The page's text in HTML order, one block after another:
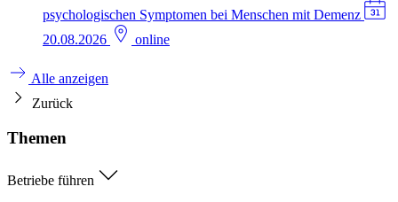
psychologischen Symptomen bei Menschen mit Demenz
20.08.2026
online
Alle anzeigen
Zurück
Themen
Betriebe führen